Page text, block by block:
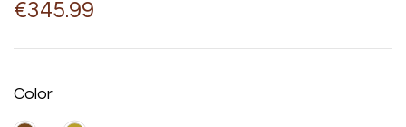
€345.99
Color